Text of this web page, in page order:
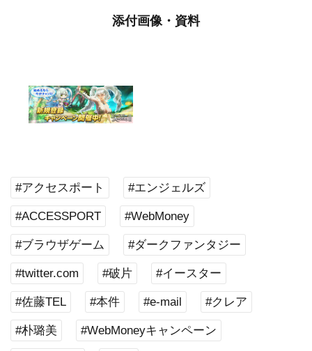
添付画像・資料
#アクセスポート #エンジェルズ
#ACCESSPORT #WebMoney
#ブラウザゲーム #ダークファンタジー
#twitter.com #破片 #イースター
#佐藤TEL #本件 #e-mail #クレア
#朴璐美 #WebMoneyキャンペーン